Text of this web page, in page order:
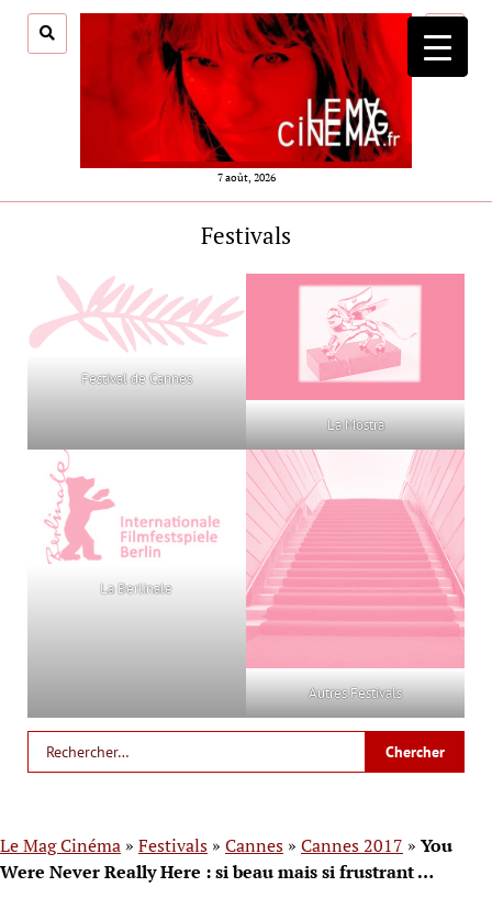
7 août, 2026
ouvrir
menu
Festivals
Festival de Cannes
La Mostra
La Berlinale
Autres Festivals
Le Mag Cinéma » Festivals » Cannes » Cannes 2017 » You
Were Never Really Here : si beau mais si frustrant …